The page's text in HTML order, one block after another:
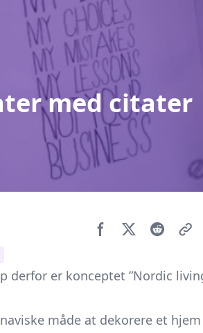
med citater
er konceptet ”Nordic
måde at dekorere et hjem